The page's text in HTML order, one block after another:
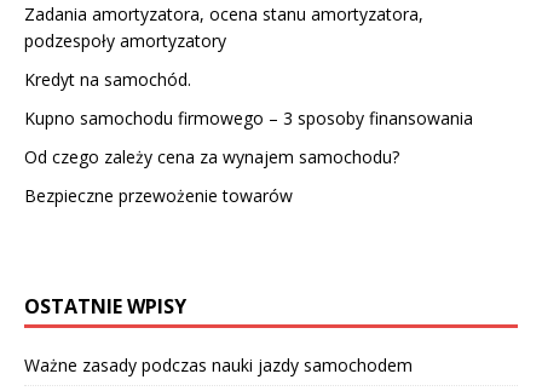
Zadania amortyzatora, ocena stanu amortyzatora,
podzespoły amortyzatory
Kredyt na samochód.
Kupno samochodu firmowego – 3 sposoby finansowania
Od czego zależy cena za wynajem samochodu?
Bezpieczne przewożenie towarów
OSTATNIE WPISY
Ważne zasady podczas nauki jazdy samochodem